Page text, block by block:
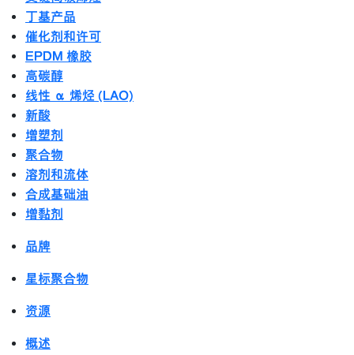
丁基产品
催化剂和许可
EPDM 橡胶
高碳醇
线性 α 烯烃 (LAO)
新酸
增塑剂
聚合物
溶剂和流体
合成基础油
增黏剂
品牌
星标聚合物
资源
概述